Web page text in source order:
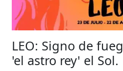
LEO: Signo de
'el astro rey' el Sol.